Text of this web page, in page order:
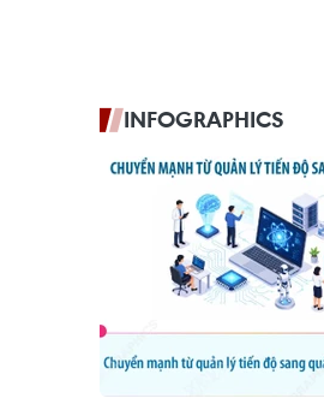
INFOGRAPHICS